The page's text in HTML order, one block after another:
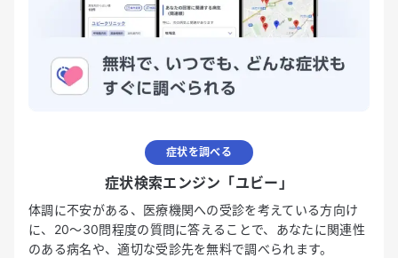
症状を調べる
症状検索エンジン「ユビー」
体調に不安がある、医療機関への受診を考えている方向け
に、20〜30問程度の質問に答えることで、あなたに関連性
のある病名や、適切な受診先を無料で調べられます。